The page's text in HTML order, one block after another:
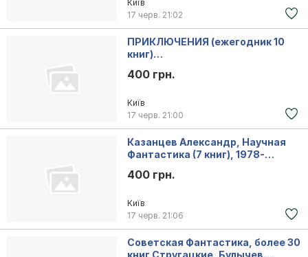
Київ
17 черв. 21:02
ПРИКЛЮЧЕНИЯ (ежегодник 10
книг)
89г.в.
400 грн.
Київ
17 черв. 21:00
Казанцев Александр, Научная
Фантастика (7 книг), 1978-
400 грн.
Київ
17 черв. 21:06
Советская Фантастика, более 30
книг Стругацкие, Булычев